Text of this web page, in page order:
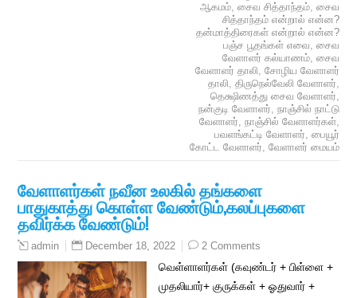
ஆகமம், சைவ சித்தாந்தம், சைவ
சித்தாந்தம் என்றால் என்ன?
தன்மாத்திரைகள் என்றால் என்ன?
பஞ்ச பூதங்கள் எவை, சைவ
வேளாளர் கல்யாணம், சைவ
வேளாளர் தாலி, சோழிய வேளாளர்
தாலி, திருநெல்வேலி வேளாளர்,
தெக்ஷிணத்து சைவ வேளாளர்,
நன்குடி வேளாளர், நாஞ்சில் நாட்டு
வேளாளர், நாஞ்சில் வேளாளர்கள்,
பவளங்கட்டி வேளாளர், பையூர்
கோட்ட வேளாளர், வேளாளர் மையம்
வேளாளர்கள் நவீன உலகில் தங்களை
பாதுகாத்து கொள்ள வேண்டும்,கலப்புகளை
தவிர்க்க வேண்டும்!
admin December 18, 2022 2 Comments
வெள்ளாளர்கள் (கவுண்டர் + பிள்ளை +
முதலியார்+ குருக்கள் + ஓதுவார் +